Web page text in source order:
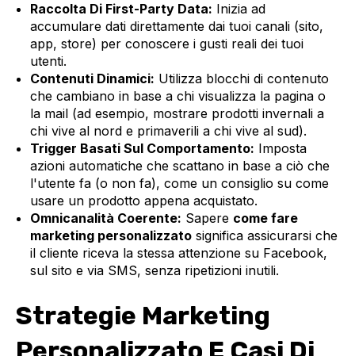
Raccolta Di First-Party Data: Inizia ad
accumulare dati direttamente dai tuoi canali (sito,
app, store) per conoscere i gusti reali dei tuoi
utenti.
Contenuti Dinamici: Utilizza blocchi di contenuto
che cambiano in base a chi visualizza la pagina o
la mail (ad esempio, mostrare prodotti invernali a
chi vive al nord e primaverili a chi vive al sud).
Trigger Basati Sul Comportamento: Imposta
azioni automatiche che scattano in base a ciò che
l'utente fa (o non fa), come un consiglio su come
usare un prodotto appena acquistato.
Omnicanalità Coerente: Sapere come fare
marketing personalizzatosignifica assicurarsi che
il cliente riceva la stessa attenzione su Facebook,
sul sito e via SMS, senza ripetizioni inutili.
Strategie Marketing